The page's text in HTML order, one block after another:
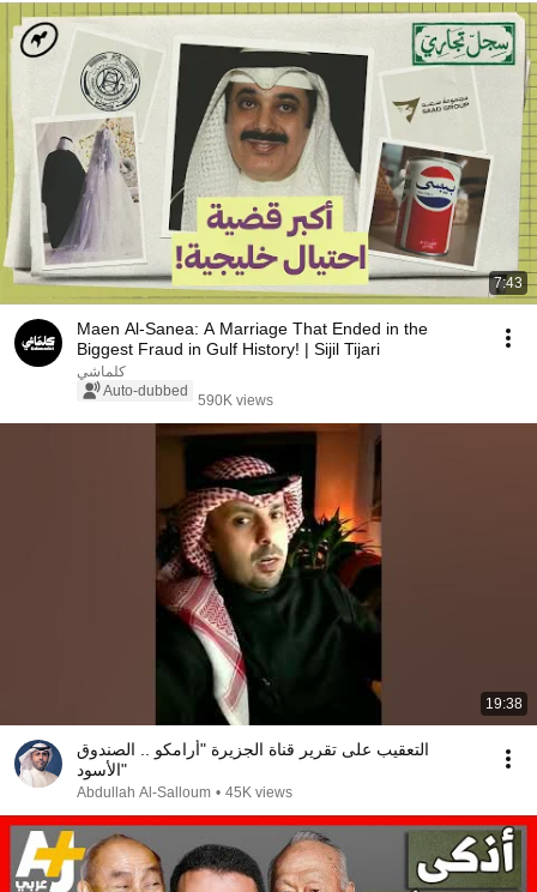
7:43
Maen Al-Sanea: A Marriage That Ended in the
Biggest Fraud in Gulf History! | Sijil Tijari
كلماشي
Auto-dubbed
590K views
19:38
التعقيب على تقرير قناة الجزيرة "أرامكو .. الصندوق
الأسود"
Abdullah Al-Salloum • 45K views